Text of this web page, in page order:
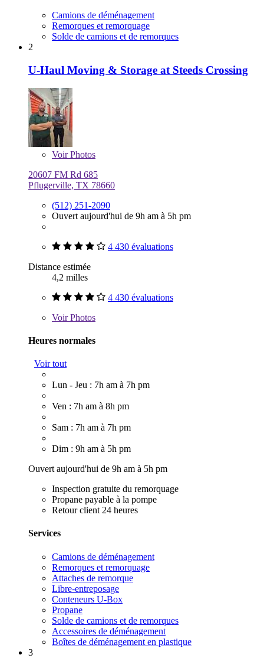
Camions de déménagement
Remorques et remorquage
Solde de camions et de remorques
2
U-Haul Moving & Storage at Steeds Crossing
VoirPhotos
20607 FM Rd 685
Pflugerville, TX 78660
(512) 251-2090
Ouvert aujourd'hui de 9h am à 5h pm
4 430 évaluations
Distance estimée
4,2 milles
4 430 évaluations
VoirPhotos
Heures normales
Voir tout
Lun - Jeu : 7h am à 7h pm
Ven : 7h am à 8h pm
Sam : 7h am à 7h pm
Dim : 9h am à 5h pm
Ouvert aujourd'hui de 9h am à 5h pm
Inspection gratuite du remorquage
Propane payable à la pompe
Retour client 24 heures
Services
Camions de déménagement
Remorques et remorquage
Attaches de remorque
Libre-entreposage
Conteneurs U-Box
Propane
Solde de camions et de remorques
Accessoires de déménagement
Boîtes de déménagement en plastique
3